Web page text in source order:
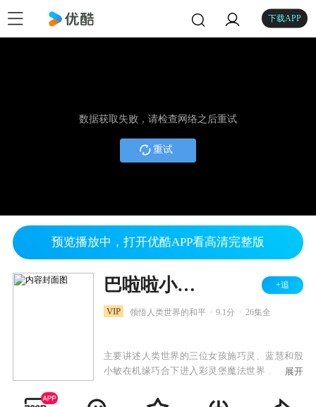
下载APP
数据获取失败，请检查网络之后重试
重试
预览播放中，打开优酷APP看高清完整版
巴啦啦小魔仙之飞越彩灵堡 第一季 +追
VIP 领悟人类世界的和平 9.1分 26集全
主要讲述人类世界的三位女孩施巧灵、蓝慧和殷
小敏在机缘巧合下进入彩灵堡魔法世界，意外结
变身成为小魔仙，并帮助彩俐一起对抗黑咒魔
展开